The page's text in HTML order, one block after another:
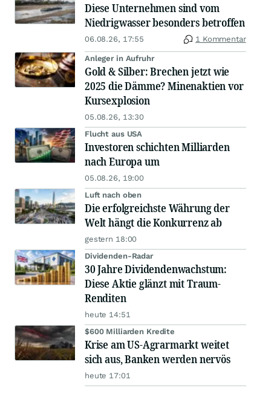
Diese Unternehmen sind vom
Niedrigwasser besonders betroffen
06.08.26, 17:55 1 Kommentar
Anleger in Aufruhr
Gold & Silber: Brechen jetzt wie
2025 die Dämme? Minenaktien vor
Kursexplosion
05.08.26, 13:30
Flucht aus USA
Investoren schichten Milliarden
nach Europa um
05.08.26, 19:00
Luft nach oben
Die erfolgreichste Währung der
Welt hängt die Konkurrenz ab
gestern 18:00
Dividenden-Radar
30 Jahre Dividendenwachstum:
Diese Aktie glänzt mit Traum-
Renditen
heute 14:51
$600 Milliarden Kredite
Krise am US-Agrarmarkt weitet
sich aus, Banken werden nervös
heute 17:01